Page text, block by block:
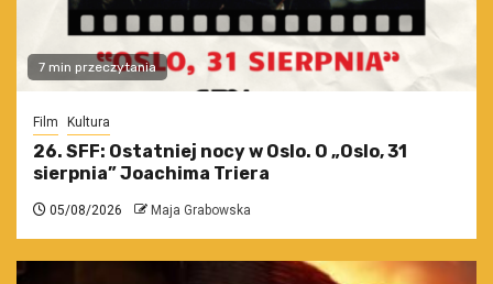
7 min przeczytania
Film Kultura
26. SFF: Ostatniej nocy w Oslo. O „Oslo, 31
sierpnia” Joachima Triera
05/08/2026 Maja Grabowska